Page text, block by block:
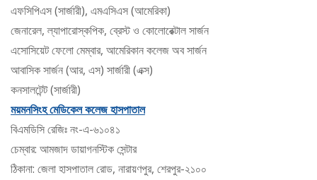
এফসিপিএস (সার্জারী), এমএসিএস (আমেরিকা)
জেনারেল, ল্যাপারোস্কপিক, ব্রেস্ট ও কোলোরেক্টাল সার্জন
এসোসিয়েট ফেলো মেম্বার, আমেরিকান কলেজ অব সার্জন
আবাসিক সার্জন (আর, এস) সার্জারী (এক্স)
কনসালটেন্ট (সার্জারী)
ময়মনসিংহ মেডিকেল কলেজ হাসপাতাল
বিএমডিসি রেজিঃ নং-এ-৬১০৪১
চেম্বার: আমজাদ ডায়াগনস্টিক সেন্টার
ঠিকানা: জেলা হাসপাতাল রোড, নারায়ণপুর, শেরপুর-২১০০